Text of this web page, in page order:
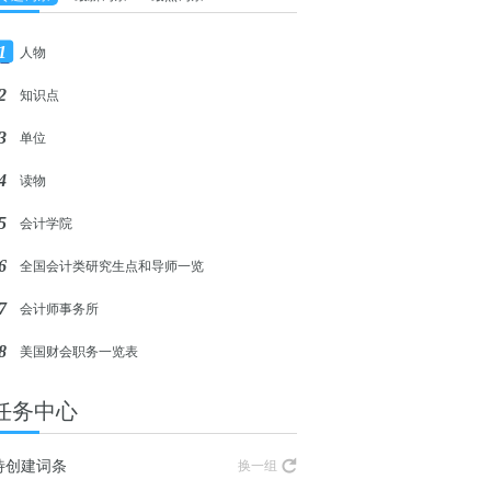
人物
知识点
单位
读物
会计学院
全国会计类研究生点和导师一览
会计师事务所
美国财会职务一览表
务中心
创建词条 换一组